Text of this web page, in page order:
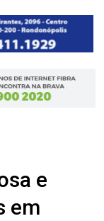
e
em